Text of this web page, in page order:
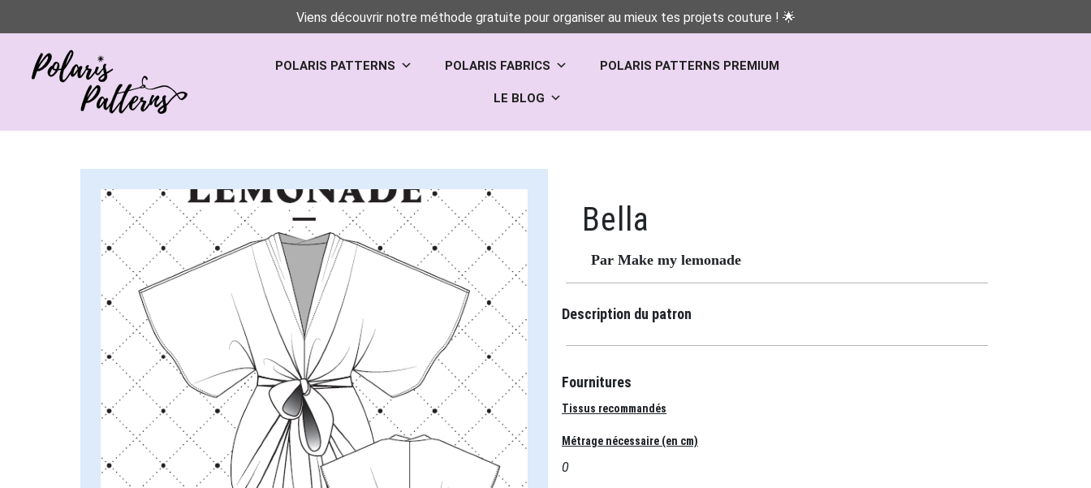
Viens découvrir notre méthode gratuite pour organiser au mieux tes projets couture ! 🌟
POLARIS PATTERNS POLARIS FABRICS POLARIS PATTERNS PREMIUM
LE BLOG
Bella
Par Make my lemonade
Description du patron
Fournitures
Tissus recommandés
Métrage nécessaire (en cm)
0